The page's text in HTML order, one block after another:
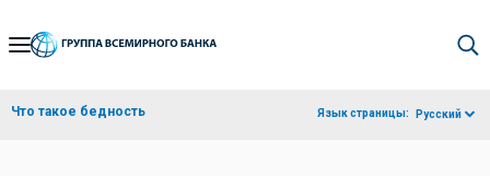
Skip
Navigation
Что такое бедность Язык страницы: Русский